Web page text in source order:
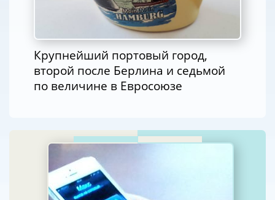
Крупнейший портовый город,
второй после Берлина и седьмой
по величине в Евросоюзе